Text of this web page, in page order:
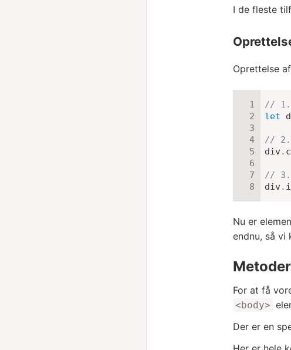
I de fleste
Oprettelse
// 1.
let
// 2.
div.
// 3.
div.
Nu er
endnu, så vi
For at få
<body>
Der er en